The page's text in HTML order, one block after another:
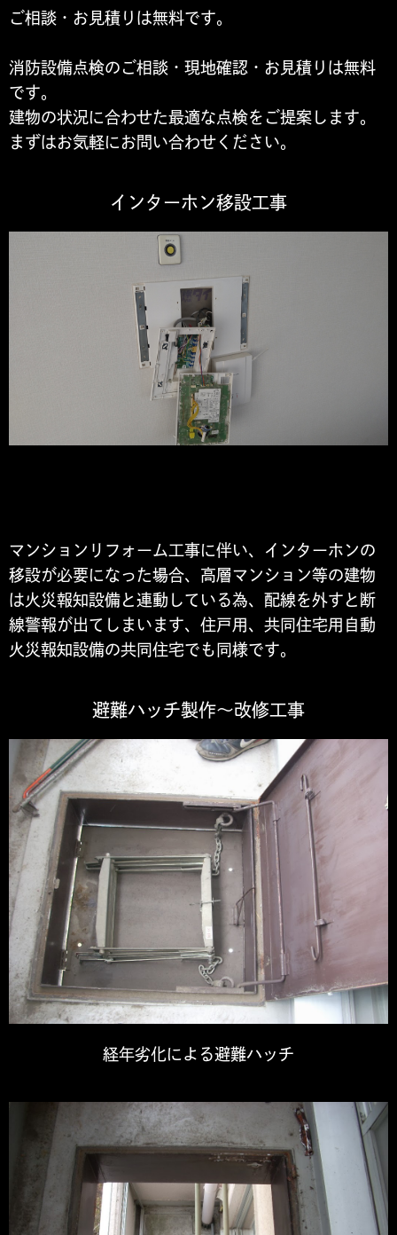
ご相談・お見積りは無料です。
消防設備点検のご相談・現地確認・お見積りは無料
です。
建物の状況に合わせた最適な点検をご提案します。
まずはお気軽にお問い合わせください。
インターホン移設工事
マンションリフォーム工事に伴い、インターホンの
移設が必要になった場合、高層マンション等の建物
は火災報知設備と連動している為、配線を外すと断
線警報が出てしまいます、住戸用、共同住宅用自動
火災報知設備の共同住宅でも同様です。
避難ハッチ製作～改修工事
経年劣化による避難ハッチ